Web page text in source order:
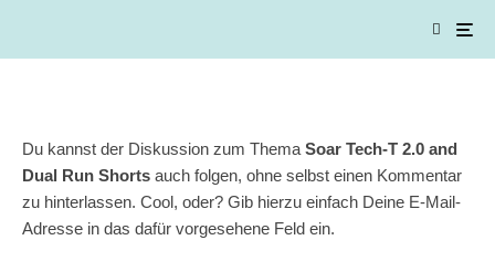
Du kannst der Diskussion zum Thema Soar Tech-T 2.0 and
Dual Run Shorts auch folgen, ohne selbst einen Kommentar
zu hinterlassen. Cool, oder? Gib hierzu einfach Deine E-Mail-
Adresse in das dafür vorgesehene Feld ein.